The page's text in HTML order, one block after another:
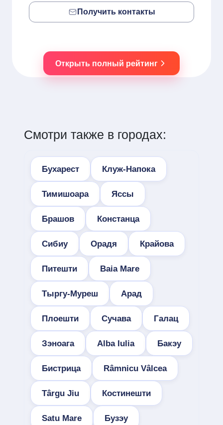
Получить контакты
Открыть полный рейтинг
Смотри также в городах:
Бухарест Клуж-Напока
Тимишоара Яссы
Брашов Констанца
Сибиу Орадя Крайова
Питешти Baia Mare
Тыргу-Муреш Арад
Плоешти Сучава Галац
Зэноага Alba Iulia Бакэу
Бистрица Râmnicu Vâlcea
Târgu Jiu Костинешти
Satu Mare Бузэу